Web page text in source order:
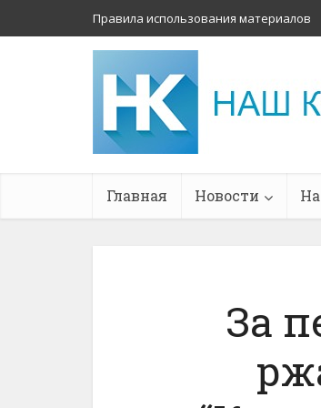
Правила использования материалов
Главная Новости
За